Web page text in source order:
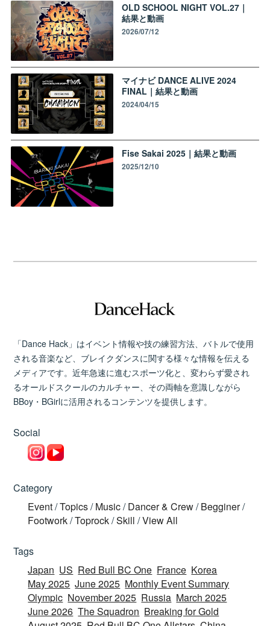
OLD SCHOOL NIGHT VOL.27｜
結果と動画
2026/07/12
マイナビ DANCE ALIVE 2024
FINAL｜結果と動画
2024/04/15
Fise Sakai 2025｜結果と動画
2025/12/10
「Dance Hack」はイベント情報や技の練習方法、バトルで使用
される音楽など、ブレイクダンスに関する様々な情報を伝える
メディアです。近年急速に進むスポーツ化と、変わらず愛され
るオールドスクールのカルチャー、その両軸を意識しながら
BBoy・BGirlに活用されるコンテンツを提供します。
Social
Category
Event/Topics/ Music/ Dancer & Crew/ Begginer/
Footwork/Toprock/Skill /View All
Tags
Japan US Red Bull BC One France Korea
May 2025 June 2025 Monthly Event Summary
Olympic November 2025 Russia March 2025
June 2026 The Squadron Breaking for Gold